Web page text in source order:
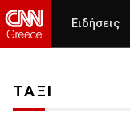
Ειδήσεις
ΤΑΞΙ